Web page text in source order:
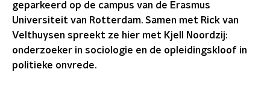
geparkeerd op de campus van de Erasmus
Universiteit van Rotterdam. Samen met Rick van
Velthuysen spreekt ze hier met Kjell Noordzij:
onderzoeker in sociologie en de opleidingskloof in
politieke onvrede.